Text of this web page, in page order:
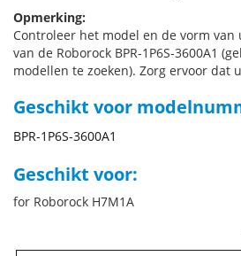
Opmerking:
Controleer het model en de vorm
van de Roborock BPR-1P6S-3600A1
modellen te zoeken). Zorg ervoor dat
Geschikt voor
BPR-1P6S-3600A1
Geschikt voor:
for Roborock H7M1A